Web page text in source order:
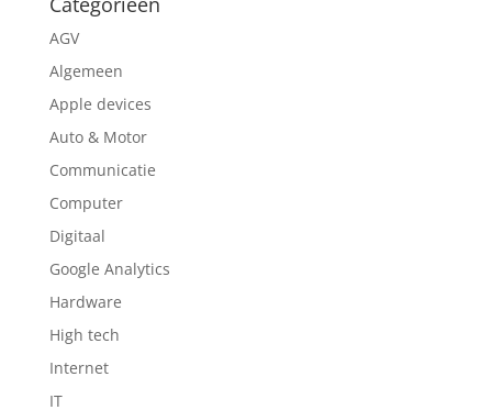
AGV
Algemeen
Apple devices
Auto & Motor
Communicatie
Computer
Digitaal
Google Analytics
Hardware
High tech
Internet
IT